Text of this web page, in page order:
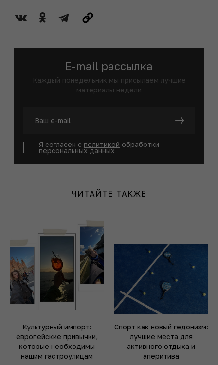
E-mail рассылка
Каждый понедельник мы присылаем лучшие
материалы недели
Я согласен с политикой обработки
персональных данных
ЧИТАЙТЕ ТАКЖЕ
Культурный импорт:
европейские привычки,
которые необходимы
нашим гастроулицам
Спорт как новый гедонизм:
лучшие места для
активного отдыха и
аперитива